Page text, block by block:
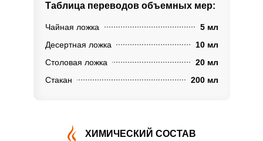
Таблица переводов объемных мер:
Чайная ложка
5 мл
Десертная ложка
10 мл
Столовая ложка
20 мл
Стакан
200 мл
ХИМИЧЕСКИЙ СОСТАВ